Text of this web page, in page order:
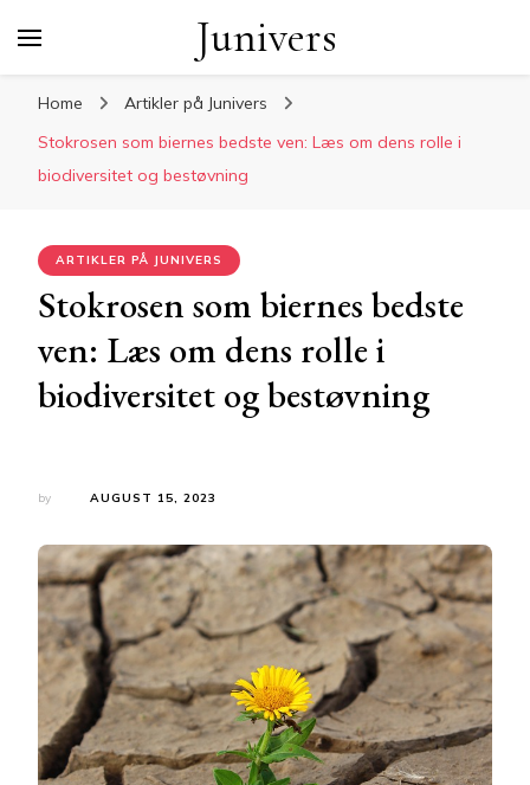
Junivers
Home
Artikler på Junivers
Stokrosen som biernes bedste ven: Læs om dens rolle i
biodiversitet og bestøvning
ARTIKLER PÅ JUNIVERS
Stokrosen som biernes bedste
ven: Læs om dens rolle i
biodiversitet og bestøvning
by AUGUST 15, 2023